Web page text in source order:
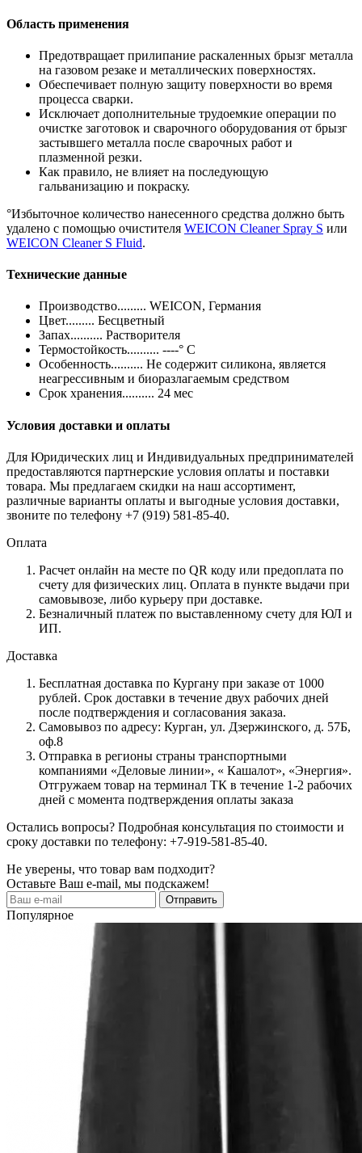
Область применения
Предотвращает прилипание раскаленных брызг металла
на газовом резаке и металлических поверхностях.
Обеспечивает полную защиту поверхности во время
процесса сварки.
Исключает дополнительные трудоемкие операции по
очистке заготовок и сварочного оборудования от брызг
застывшего металла после сварочных работ и
плазменной резки.
Как правило, не влияет на последующую
гальванизацию и покраску.
°Избыточное количество нанесенного средства должно быть
удалено с помощью очистителя WEICON Cleaner Spray S или
WEICON Cleaner S Fluid.
Технические данные
Производство......... WEICON, Германия
Цвет......... Бесцветный
Запах.......... Растворителя
Термостойкость.......... ----° С
Особенность.......... Не содержит силикона, является
неагрессивным и биоразлагаемым средством
Срок хранения.......... 24 мес
Условия доставки и оплаты
Для Юридических лиц и Индивидуальных предпринимателей
предоставляются партнерские условия оплаты и поставки
товара. Мы предлагаем скидки на наш ассортимент,
различные варианты оплаты и выгодные условия доставки,
звоните по телефону +7 (919) 581-85-40.
Оплата
Расчет онлайн на месте по QR коду или предоплата по
счету для физических лиц. Оплата в пункте выдачи при
самовывозе, либо курьеру при доставке.
Безналичный платеж по выставленному счету для ЮЛ и
ИП.
Доставка
Бесплатная доставка по Кургану при заказе от 1000
рублей. Срок доставки в течение двух рабочих дней
после подтверждения и согласования заказа.
Самовывоз по адресу: Курган, ул. Дзержинского, д. 57Б,
оф.8
Отправка в регионы страны транспортными
компаниями «Деловые линии», « Кашалот», «Энергия».
Отгружаем товар на терминал ТК в течение 1-2 рабочих
дней с момента подтверждения оплаты заказа
Остались вопросы? Подробная консультация по стоимости и
сроку доставки по телефону: +7-919-581-85-40.
Не уверены, что товар вам подходит?
Оставьте Ваш e-mail, мы подскажем!
Популярное